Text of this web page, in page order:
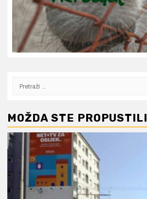
Pretraži:
MOŽDA STE PROPUSTILI